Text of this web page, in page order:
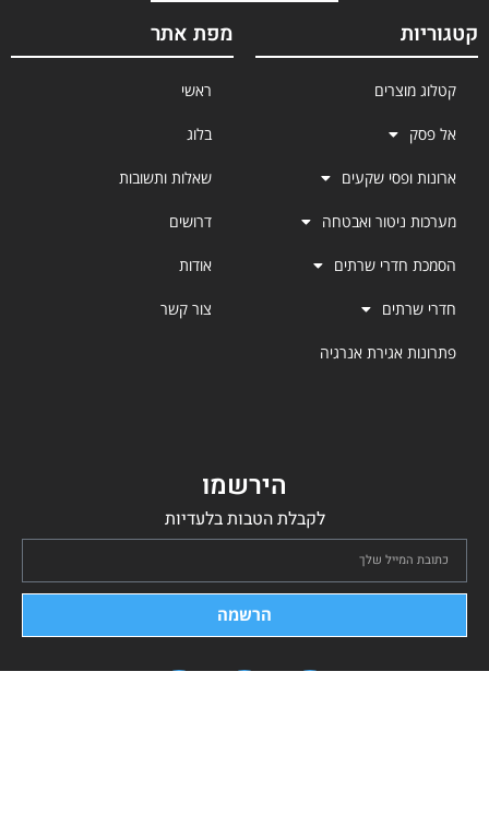
קטגוריות
קטלוג מוצרים
אל פסק
ארונות ופסי שקעים
מערכות ניטור ואבטחה
הסמכת חדרי שרתים
חדרי שרתים
פתרונות אגירת אנרגיה
מפת אתר
ראשי
בלוג
שאלות ותשובות
דרושים
אודות
צור קשר
הירשמו
לקבלת הטבות בלעדיות
הרשמה